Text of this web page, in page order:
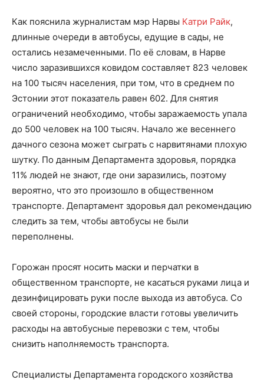
Как пояснила журналистам мэр Нарвы Катри Райк,
длинные очереди в автобусы, едущие в сады, не
остались незамеченными. По её словам, в Нарве
число заразившихся ковидом составляет 823 человек
на 100 тысяч населения, при том, что в среднем по
Эстонии этот показатель равен 602. Для снятия
ограничений необходимо, чтобы заражаемость упала
до 500 человек на 100 тысяч. Начало же весеннего
дачного сезона может сыграть с нарвитянами плохую
шутку. По данным Департамента здоровья, порядка
11% людей не знают, где они заразились, поэтому
вероятно, что это произошло в общественном
транспорте. Департамент здоровья дал рекомендацию
следить за тем, чтобы автобусы не были
переполнены.
Горожан просят носить маски и перчатки в
общественном транспорте, не касаться руками лица и
дезинфицировать руки после выхода из автобуса. Со
своей стороны, городские власти готовы увеличить
расходы на автобусные перевозки с тем, чтобы
снизить наполняемость транспорта.
Специалисты Департамента городского хозяйства